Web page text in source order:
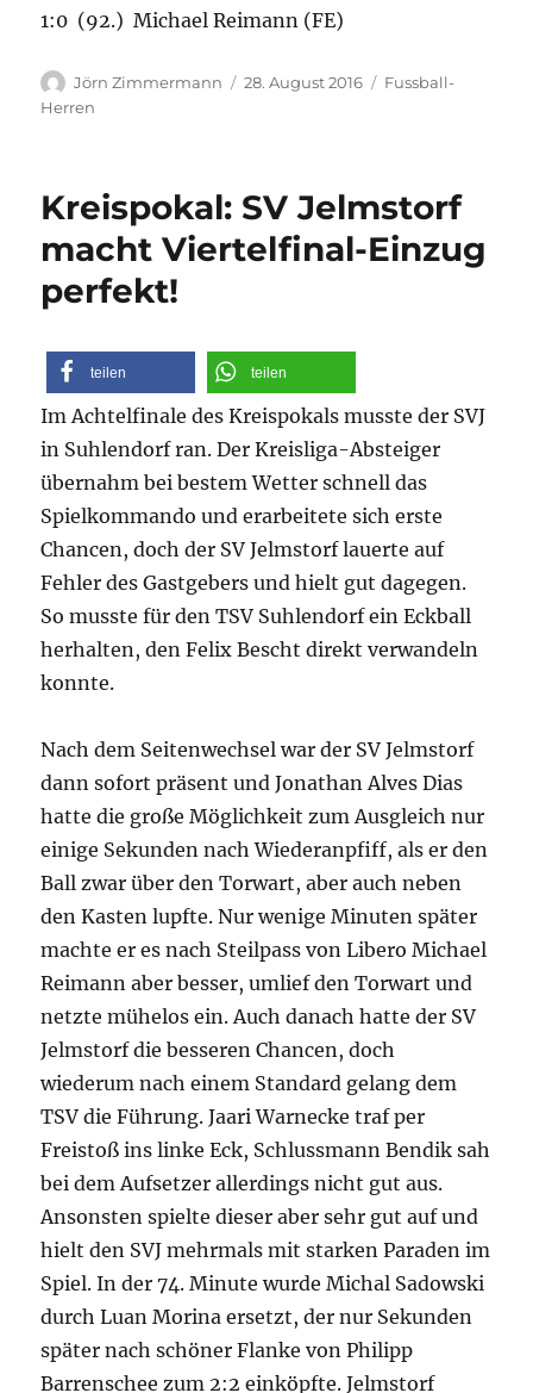
1:0 (92.) Michael Reimann (FE)
Autor
Jörn Zimmermann
Veröffentlicht
28. August 2016 Kategorien
Fussball-
Herren
Kreispokal: SV Jelmstorf
macht Viertelfinal-Einzug
perfekt!
teilen teilen
Im Achtelfinale des Kreispokals musste der SVJ
in Suhlendorf ran. Der Kreisliga-Absteiger
übernahm bei bestem Wetter schnell das
Spielkommando und erarbeitete sich erste
Chancen, doch der SV Jelmstorf lauerte auf
Fehler des Gastgebers und hielt gut dagegen.
So musste für den TSV Suhlendorf ein Eckball
herhalten, den Felix Bescht direkt verwandeln
konnte.
Nach dem Seitenwechsel war der SV Jelmstorf
dann sofort präsent und Jonathan Alves Dias
hatte die große Möglichkeit zum Ausgleich nur
einige Sekunden nach Wiederanpfiff, als er den
Ball zwar über den Torwart, aber auch neben
den Kasten lupfte. Nur wenige Minuten später
machte er es nach Steilpass von Libero Michael
Reimann aber besser, umlief den Torwart und
netzte mühelos ein. Auch danach hatte der SV
Jelmstorf die besseren Chancen, doch
wiederum nach einem Standard gelang dem
TSV die Führung. Jaari Warnecke traf per
Freistoß ins linke Eck, Schlussmann Bendik sah
bei dem Aufsetzer allerdings nicht gut aus.
Ansonsten spielte dieser aber sehr gut auf und
hielt den SVJ mehrmals mit starken Paraden im
Spiel. In der 74. Minute wurde Michal Sadowski
durch Luan Morina ersetzt, der nur Sekunden
später nach schöner Flanke von Philipp
Barrenschee zum 2:2 einköpfte. Jelmstorf